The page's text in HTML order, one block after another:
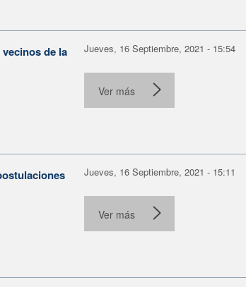
de la
Jueves, 16 Septiembre, 2021 - 15:54
Ver más
Jueves, 16 Septiembre, 2021 - 15:11
Ver más